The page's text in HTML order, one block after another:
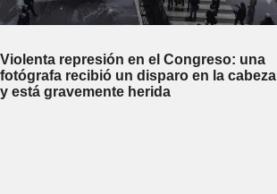
Violenta represión en el Congreso: una
fotógrafa recibió un disparo en la cabeza
y está gravemente herida